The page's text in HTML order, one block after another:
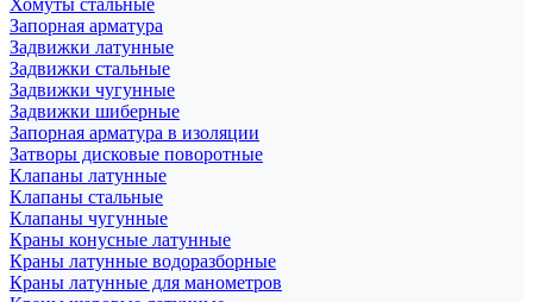
Хомуты стальные
Запорная арматура
Задвижки латунные
Задвижки стальные
Задвижки чугунные
Задвижки шиберные
Запорная арматура в изоляции
Затворы дисковые поворотные
Клапаны латунные
Клапаны стальные
Клапаны чугунные
Краны конусные латунные
Краны латунные водоразборные
Краны латунные для манометров